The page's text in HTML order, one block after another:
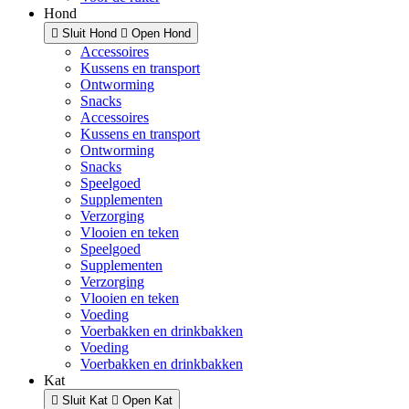
Hond
Sluit Hond Open Hond
Accessoires
Kussens en transport
Ontworming
Snacks
Accessoires
Kussens en transport
Ontworming
Snacks
Speelgoed
Supplementen
Verzorging
Vlooien en teken
Speelgoed
Supplementen
Verzorging
Vlooien en teken
Voeding
Voerbakken en drinkbakken
Voeding
Voerbakken en drinkbakken
Kat
Sluit Kat Open Kat